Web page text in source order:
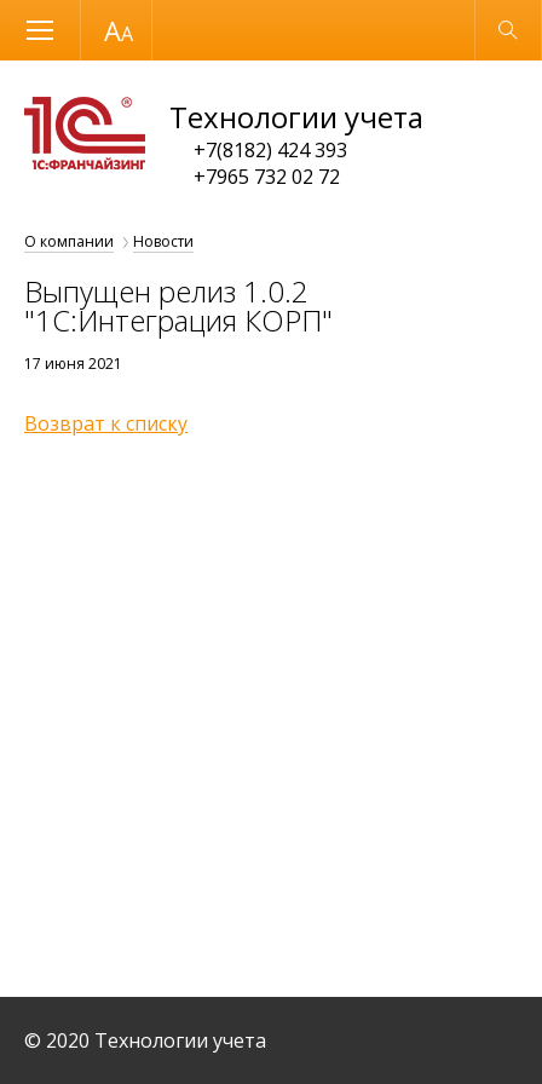
Размер шрифта Обычная версия
Технологии учета
+7(8182) 424 393
+7965 732 02 72
О компании Новости
Выпущен релиз 1.0.2
"1С:Интеграция КОРП"
17 июня 2021
Возврат к списку
© 2020 Технологии учета